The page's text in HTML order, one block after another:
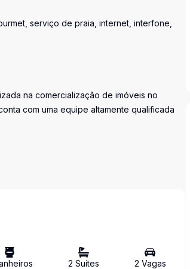
serviço de praia, internet, interfone,
na comercialização de imóveis no
com uma equipe altamente qualificada
s 2 Suítes 2 Vagas